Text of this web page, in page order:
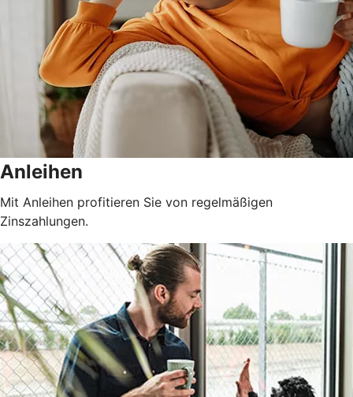
Anleihen
Mit Anleihen profitieren Sie von regelmäßigen
Zinszahlungen.